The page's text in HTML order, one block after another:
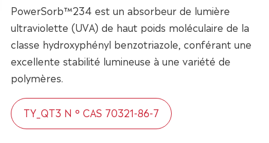
PowerSorb™234 est un absorbeur de lumière
ultraviolette (UVA) de haut poids moléculaire de la
classe hydroxyphényl benzotriazole, conférant une
excellente stabilité lumineuse à une variété de
polymères.
TY_QT3 N ° CAS 70321-86-7